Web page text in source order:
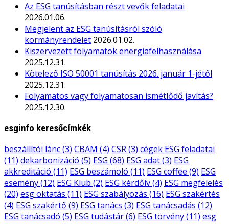
Az ESG tanúsításban részt vevők feladatai
2026.01.06.
Megjelent az ESG tanúsításról szóló
kormányrendelet 2026.01.02.
Kiszervezett folyamatok energiafelhasználása
2025.12.31.
Kötelező ISO 50001 tanúsítás 2026. január 1-jétől
2025.12.31.
Folyamatos vagy folyamatosan ismétlődő javítás?
2025.12.30.
esginfo keresőcímkék
beszállítói lánc(3) CBAM (4) CSR(3) cégek ESG feladatai
(11) dekarbonizáció (5) ESG (68) ESG adat(3) ESG
akkreditáció (11) ESG beszámoló (11) ESG coffee (9) ESG
esemény(12) ESG Klub (2) ESG kérdőív(4) ESG megfelelés
(20) esg oktatás (11) ESG szabályozás (16) ESG szakértés
(4) ESG szakértő (9) ESG tanács (3) ESG tanácsadás (12)
ESG tanácsadó (5) ESG tudástár(6) ESG törvény(11) esg